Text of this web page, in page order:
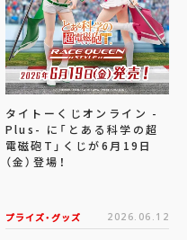
タイトーくじオンライン -
Plus- に「とある科学の超
電磁砲T」くじが6月19日
（金）登場！
プライズ・グッズ 2026.06.12